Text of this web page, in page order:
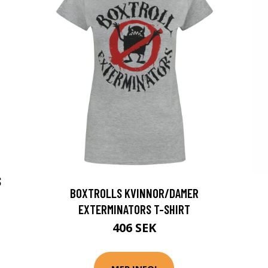
BOXTROLLS KVINNOR/DAMER
EXTERMINATORS T-SHIRT
406 SEK